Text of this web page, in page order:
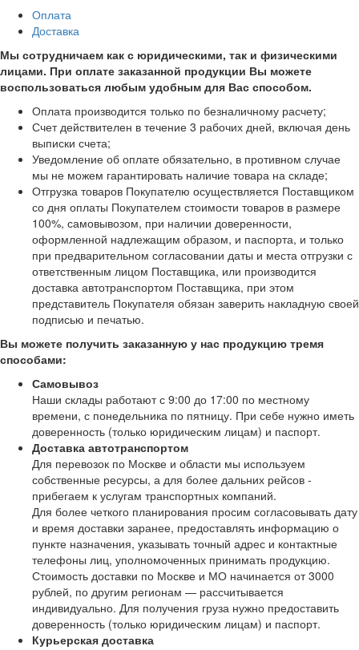
Оплата
Доставка
Мы сотрудничаем как с юридическими, так и физическими
лицами. При оплате заказанной продукции Вы можете
воспользоваться любым удобным для Вас способом.
Оплата производится только по безналичному расчету;
Счет действителен в течение 3 рабочих дней, включая день
выписки счета;
Уведомление об оплате обязательно, в противном случае
мы не можем гарантировать наличие товара на складе;
Отгрузка товаров Покупателю осуществляется Поставщиком
со дня оплаты Покупателем стоимости товаров в размере
100%, самовывозом, при наличии доверенности,
оформленной надлежащим образом, и паспорта, и только
при предварительном согласовании даты и места отгрузки с
ответственным лицом Поставщика, или производится
доставка автотранспортом Поставщика, при этом
представитель Покупателя обязан заверить накладную своей
подписью и печатью.
Вы можете получить заказанную у нас продукцию тремя
способами:
Самовывоз
Наши склады работают с 9:00 до 17:00 по местному
времени, с понедельника по пятницу. При себе нужно иметь
доверенность (только юридическим лицам) и паспорт.
Доставка автотранспортом
Для перевозок по Москве и области мы используем
собственные ресурсы, а для более дальних рейсов -
прибегаем к услугам транспортных компаний.
Для более четкого планирования просим согласовывать дату
и время доставки заранее, предоставлять информацию о
пункте назначения, указывать точный адрес и контактные
телефоны лиц, уполномоченных принимать продукцию.
Стоимость доставки по Москве и МО начинается от 3000
рублей, по другим регионам — рассчитывается
индивидуально. Для получения груза нужно предоставить
доверенность (только юридическим лицам) и паспорт.
Курьерская доставка